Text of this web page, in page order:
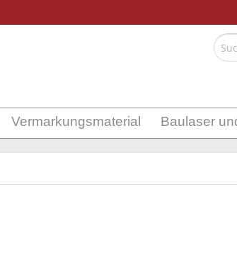
Vermarkungsmaterial Baulaser